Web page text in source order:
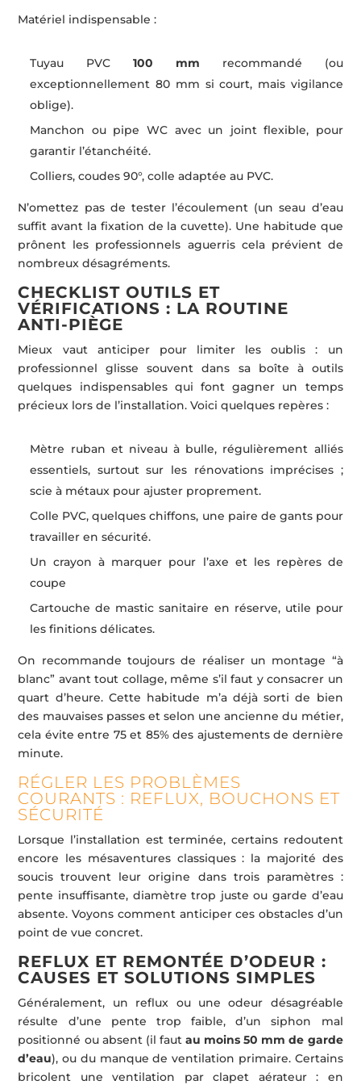
Matériel indispensable :
Tuyau PVC100 mm recommandé (ou
exceptionnellement 80 mm si court, mais vigilance
oblige).
Manchon ou pipe WC avec un joint flexible, pour
garantir l’étanchéité.
Colliers, coudes 90°, colle adaptée au PVC.
N’omettez pas de tester l’écoulement (un seau d’eau
suffit avant la fixation de la cuvette). Une habitude que
prônent les professionnels aguerris cela prévient de
nombreux désagréments.
CHECKLIST OUTILS ET
VÉRIFICATIONS : LA ROUTINE
ANTI-PIÈGE
Mieux vaut anticiper pour limiter les oublis : un
professionnel glisse souvent dans sa boîte à outils
quelques indispensables qui font gagner un temps
précieux lors de l’installation. Voici quelques repères :
Mètre ruban et niveau à bulle, régulièrement alliés
essentiels, surtout sur les rénovations imprécises ;
scie à métaux pour ajuster proprement.
Colle PVC, quelques chiffons, une paire de gants pour
travailler en sécurité.
Un crayon à marquer pour l’axe et les repères de
coupe
Cartouche de mastic sanitaire en réserve, utile pour
les finitions délicates.
On recommande toujours de réaliser un montage “à
blanc” avant tout collage, même s’il faut y consacrer un
quart d’heure. Cette habitude m’a déjà sorti de bien
des mauvaises passes et selon une ancienne du métier,
cela évite entre 75 et 85% des ajustements de dernière
minute.
RÉGLER LES PROBLÈMES
COURANTS : REFLUX, BOUCHONS ET
SÉCURITÉ
Lorsque l’installation est terminée, certains redoutent
encore les mésaventures classiques : la majorité des
soucis trouvent leur origine dans trois paramètres :
pente insuffisante, diamètre trop juste ou garde d’eau
absente. Voyons comment anticiper ces obstacles d’un
point de vue concret.
REFLUX ET REMONTÉE D’ODEUR :
CAUSES ET SOLUTIONS SIMPLES
Généralement, un reflux ou une odeur désagréable
résulte d’une pente trop faible, d’un siphon mal
positionné ou absent (il faut au moins 50 mm de garde
d’eau), ou du manque de ventilation primaire. Certains
bricolent une ventilation par clapet aérateur : en